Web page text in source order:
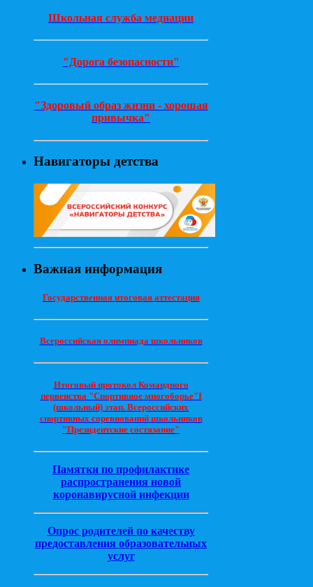
Школьная служба медиации
"Дорога безопасности"
"Здоровый образ жизни - хорошая
привычка"
Навигаторы детства
Важная информация
Государственная итоговая аттестация
Всероссийская олимпиада школьников
Итоговый протокол Командного
первенства "Спортивное многоборье"I
(школьный) этап. Всероссийских
спортивных соревнований школьников
"Президентские состязание"
Памятки по профилактике
распространения новой
коронавирусной инфекции
Опрос родителей по качеству
предоставления образовательных
услуг